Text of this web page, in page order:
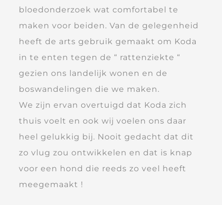
bloedonderzoek wat comfortabel te
maken voor beiden. Van de gelegenheid
heeft de arts gebruik gemaakt om Koda
in te enten tegen de “ rattenziekte “
gezien ons landelijk wonen en de
boswandelingen die we maken.
We zijn ervan overtuigd dat Koda zich
thuis voelt en ook wij voelen ons daar
heel gelukkig bij. Nooit gedacht dat dit
zo vlug zou ontwikkelen en dat is knap
voor een hond die reeds zo veel heeft
meegemaakt !